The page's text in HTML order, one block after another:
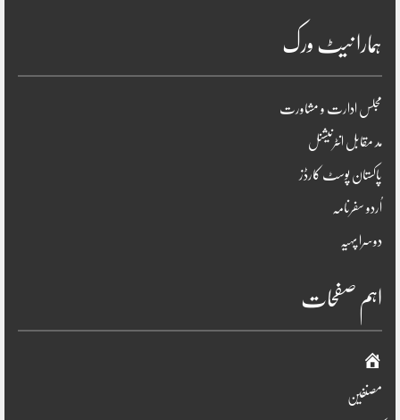
ہمارا نیٹ ورک
مجلس ادارت و مشاورت
مد مقابل انٹرنیشنل
پاکستان پوسٹ کارڈز
اُردو سفرنامہ
دوسرا پہیہ
اہم صفحات
صفحہ
اوّل
مصنفین